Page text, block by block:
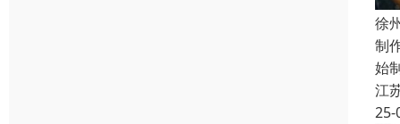
徐
制
始
江
25-